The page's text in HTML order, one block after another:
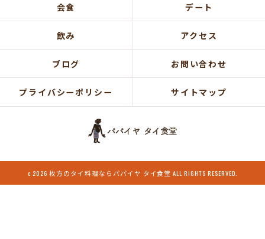
会食 デート
飲み アクセス
ブログ お問い合わせ
プライバシーポリシー サイトマップ
c 2026 枚方のタイ料理ならパパイヤ タイ食堂 ALL RIGHTS RESERVED.